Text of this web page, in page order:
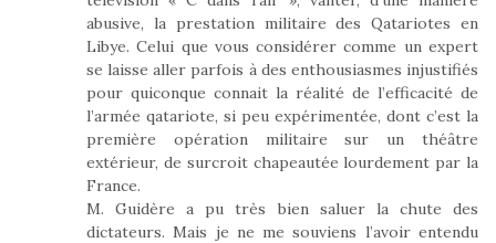
abusive, la prestation militaire des Qatariotes en
Libye. Celui que vous considérer comme un expert
se laisse aller parfois à des enthousiasmes injustifiés
pour quiconque connait la réalité de l’efficacité de
l’armée qatariote, si peu expérimentée, dont c’est la
première opération militaire sur un théâtre
extérieur, de surcroit chapeautée lourdement par la
France.
M. Guidère a pu très bien saluer la chute des
dictateurs. Mais je ne me souviens l’avoir entendu